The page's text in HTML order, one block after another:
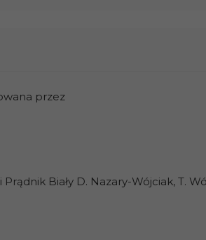
przez
Biały D. Nazary-Wójciak, T.